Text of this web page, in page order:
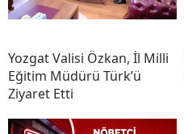
Yozgat Valisi Özkan, İl Milli
Eğitim Müdürü Türk’ü
Ziyaret Etti